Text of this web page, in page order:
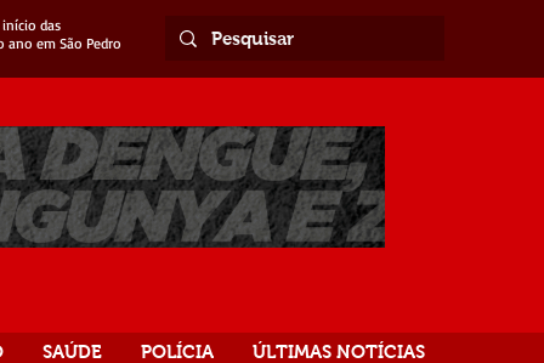
início das
ano em São Pedro
SAÚDE POLÍCIA ÚLTIMAS NOTÍCIAS